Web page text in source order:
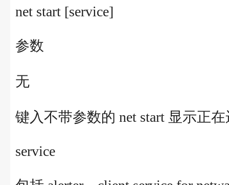
net start [service]
参数
无
键入不带参数的 net start 显示正
service